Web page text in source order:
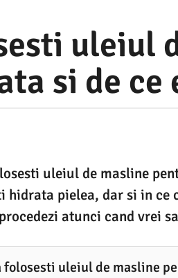
uleiul
si de ce
uleiul de masline
hidrata pielea, dar si in
atunci cand vrei
folosesti uleiul de masline